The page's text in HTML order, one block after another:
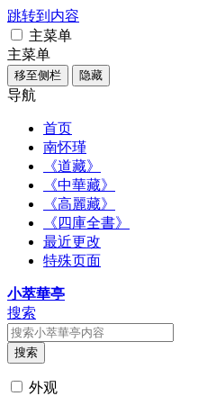
跳转到内容
主菜单
主菜单
移至侧栏 隐藏
导航
首页
南怀瑾
《道藏》
《中華藏》
《高麗藏》
《四庫全書》
最近更改
特殊页面
小萃華亭
搜索
搜索
外观